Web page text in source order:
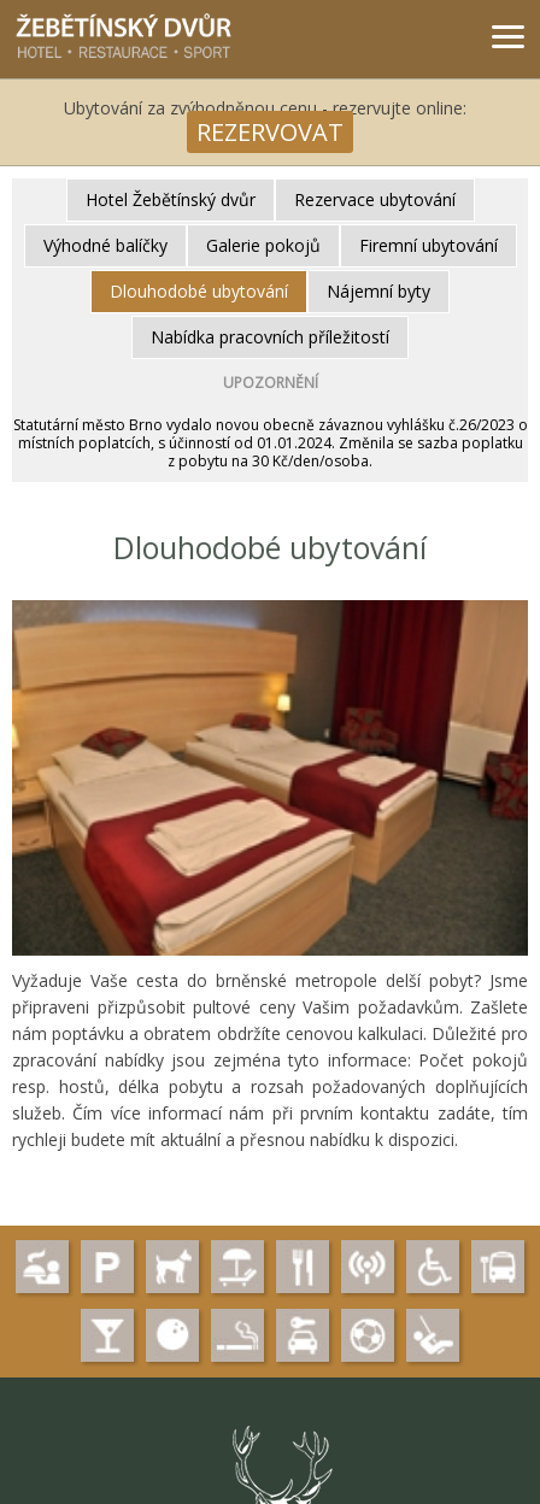
Žebětínský dvůr - Gastro & relax komplex v klidné části města Brna
Ubytování za zvýhodněnou cenu - rezervujte online:
REZERVOVAT
Hotel Žebětínský dvůr
Rezervace ubytování
Výhodné balíčky
Galerie pokojů
Firemní ubytování
Dlouhodobé ubytování
Nájemní byty
Nabídka pracovních příležitostí
UPOZORNĚNÍ
Statutární město Brno vydalo novou obecně závaznou vyhlášku č.26/2023 o
místních poplatcích, s účinností od 01.01.2024. Změnila se sazba poplatku
z pobytu na 30 Kč/den/osoba.
Dlouhodobé ubytování
Vyžaduje Vaše cesta do brněnské metropole delší pobyt? Jsme
připraveni přizpůsobit pultové ceny Vašim požadavkům. Zašlete
nám poptávku a obratem obdržíte cenovou kalkulaci. Důležité pro
zpracování nabídky jsou zejména tyto informace: Počet pokojů
resp. hostů, délka pobytu a rozsah požadovaných doplňujících
služeb. Čím více informací nám při prvním kontaktu zadáte, tím
rychleji budete mít aktuální a přesnou nabídku k dispozici.